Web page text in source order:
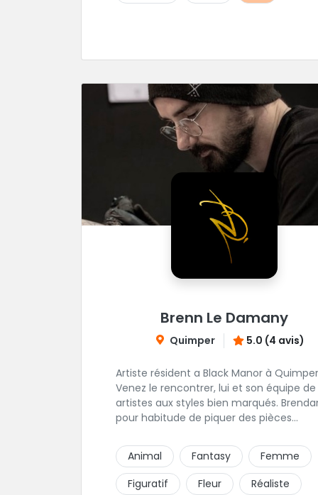
Brenn Le Damany
Quimper 5.0 (4 avis)
Artiste résident a Black Manor à
Venez le rencontrer, lui et son équipe de
artistes aux styles bien marqués.
pour habitude de piquer des pièces
recommande de le contacter afin de
discuter de votre projet avec lui.
Animal Fantasy
Femme
Figuratif
Fleur Réaliste